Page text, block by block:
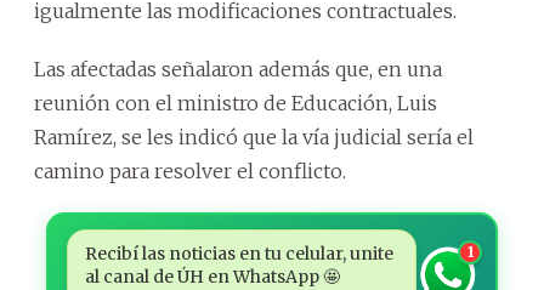
igualmente las modificaciones contractuales.
Las afectadas señalaron además que, en una
reunión con el ministro de Educación, Luis
Ramírez, se les indicó que la vía judicial sería el
camino para resolver el conflicto.
Recibí las noticias en tu celular, unite
al canal de ÚH en WhatsApp 🤩
1